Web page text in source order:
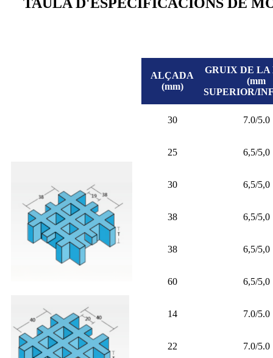
ALÇADA
(mm)
GRUIX DE LA
(mm
SUPERIOR/
30 7.0/5.0
25 6,5/5,0
30 6,5/5,0
38 6,5/5,0
38 6,5/5,0
60 6,5/5,0
14 7.0/5.0
22 7.0/5.0